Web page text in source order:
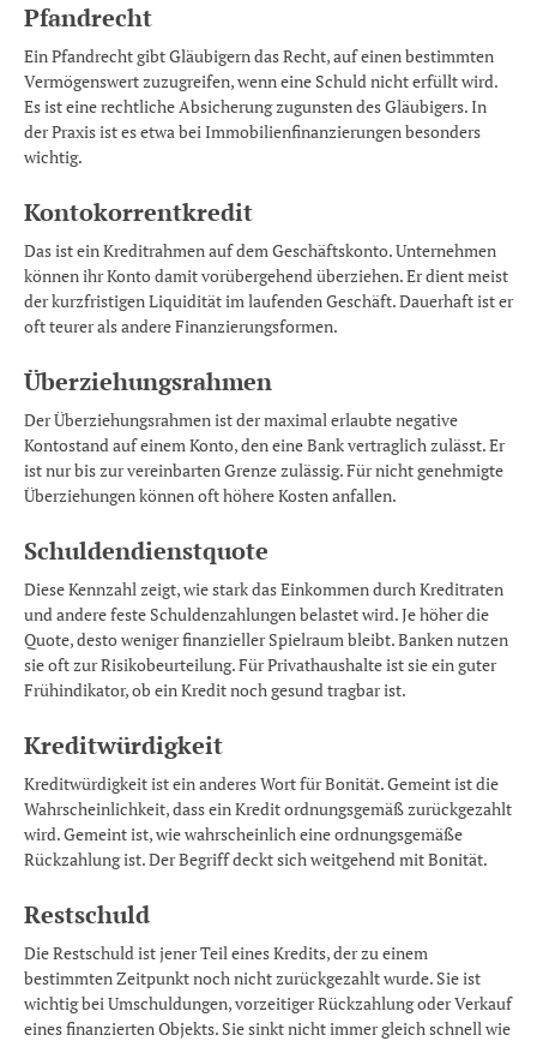
Pfandrecht
Ein Pfandrecht gibt Gläubigern das Recht, auf einen bestimmten
Vermögenswert zuzugreifen, wenn eine Schuld nicht erfüllt wird.
Es ist eine rechtliche Absicherung zugunsten des Gläubigers. In
der Praxis ist es etwa bei Immobilienfinanzierungen besonders
wichtig.
Kontokorrentkredit
Das ist ein Kreditrahmen auf dem Geschäftskonto. Unternehmen
können ihr Konto damit vorübergehend überziehen. Er dient meist
der kurzfristigen Liquidität im laufenden Geschäft. Dauerhaft ist er
oft teurer als andere Finanzierungsformen.
Überziehungsrahmen
Der Überziehungsrahmen ist der maximal erlaubte negative
Kontostand auf einem Konto, den eine Bank vertraglich zulässt. Er
ist nur bis zur vereinbarten Grenze zulässig. Für nicht genehmigte
Überziehungen können oft höhere Kosten anfallen.
Schuldendienstquote
Diese Kennzahl zeigt, wie stark das Einkommen durch Kreditraten
und andere feste Schuldenzahlungen belastet wird. Je höher die
Quote, desto weniger finanzieller Spielraum bleibt. Banken nutzen
sie oft zur Risikobeurteilung. Für Privathaushalte ist sie ein guter
Frühindikator, ob ein Kredit noch gesund tragbar ist.
Kreditwürdigkeit
Kreditwürdigkeit ist ein anderes Wort für Bonität. Gemeint ist die
Wahrscheinlichkeit, dass ein Kredit ordnungsgemäß zurückgezahlt
wird. Gemeint ist, wie wahrscheinlich eine ordnungsgemäße
Rückzahlung ist. Der Begriff deckt sich weitgehend mit Bonität.
Restschuld
Die Restschuld ist jener Teil eines Kredits, der zu einem
bestimmten Zeitpunkt noch nicht zurückgezahlt wurde. Sie ist
wichtig bei Umschuldungen, vorzeitiger Rückzahlung oder Verkauf
eines finanzierten Objekts. Sie sinkt nicht immer gleich schnell wie